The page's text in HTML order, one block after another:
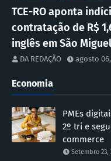
TCE-RO aponta
contratação de R$
inglês em São
DA REDAÇÃO agosto
Economia
PMEs
2º tri e
commerce
Setembro 23,